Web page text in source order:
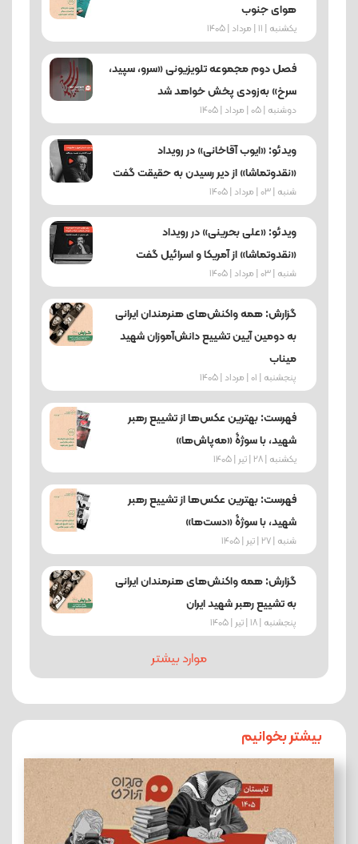
هوای جنوب
یکشنبه | 11 | مرداد | 1405
فصل دوم مجموعه تلویزیونی «سرو، سپید،
سرخ» به‌زودی پخش خواهد شد
دوشنبه | 05 | مرداد | 1405
ویدئو: «ایوب آقاخانی» در رویداد
«نقدوتماشا» از دیر رسیدن به حقیقت گفت
شنبه | 03 | مرداد | 1405
ویدئو: «علی بحرینی» در رویداد
«نقدوتماشا» از آمریکا و اسرائیل گفت
شنبه | 03 | مرداد | 1405
گزارش: همه واکنش‌های هنرمندان ایرانی
به دومین آیین تشییع دانش‌آموزان شهید
میناب
پنجشنبه | 01 | مرداد | 1405
فهرست: بهترین عکس‌ها از تشییع رهبر
شهید، با سوژۀ «مه‌پاش‌ها»
یکشنبه | 28 | تیر | 1405
فهرست: بهترین عکس‌ها از تشییع رهبر
شهید، با سوژۀ «دست‌ها»
شنبه | 27 | تیر | 1405
گزارش: همه واکنش‌های هنرمندان ایرانی
به تشییع رهبر شهید ایران
پنجشنبه | 18 | تیر | 1405
موارد بیشتر
بیشتر بخوانیم